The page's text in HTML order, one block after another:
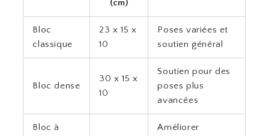
(cm)
Bloc
classique
23 x 15 x
10
Poses variées et
soutien général
Bloc dense
30 x 15 x
10
Soutien pour des
poses plus
avancées
Bloc à
Améliorer